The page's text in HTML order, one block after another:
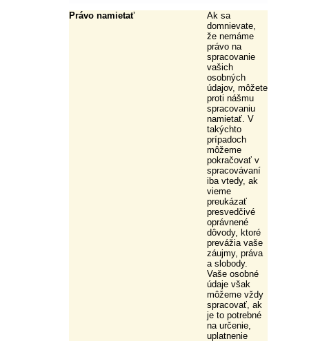
Právo namietať
Ak sa
domnievate,
že nemáme
právo na
spracovanie
vašich
osobných
údajov, môžete
proti nášmu
spracovaniu
namietať. V
takýchto
prípadoch
môžeme
pokračovať v
spracovávaní
iba vtedy, ak
vieme
preukázať
presvedčivé
oprávnené
dôvody, ktoré
prevážia vaše
záujmy, práva
a slobody.
Vaše osobné
údaje však
môžeme vždy
spracovať, ak
je to potrebné
na určenie,
uplatnenie